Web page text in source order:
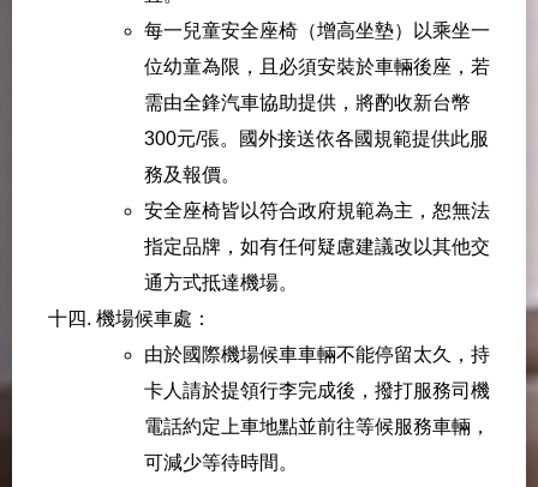
每一兒童安全座椅（增高坐墊）以乘坐一
位幼童為限，且必須安裝於車輛後座，若
需由全鋒汽車協助提供，將酌收新台幣
300元/張。國外接送依各國規範提供此服
務及報價。
安全座椅皆以符合政府規範為主，恕無法
指定品牌，如有任何疑慮建議改以其他交
通方式抵達機場。
機場候車處：
由於國際機場候車車輛不能停留太久，持
卡人請於提領行李完成後，撥打服務司機
電話約定上車地點並前往等候服務車輛，
可減少等待時間。